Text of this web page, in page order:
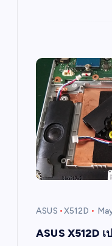
ASUS X512D
ASUS X512D